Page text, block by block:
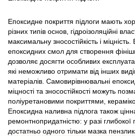
Епоксидне покриття підлоги мають
різних типів основ, гідроізоляційні
максимальну зносостійкість і
епоксидних смол для створення
дозволяє досягти особливих
які неможливо отримати від інших
матеріалів. Самовирівнювальні
міцності та зносостійкості можуть
поліуретановими покриттями,
Епоксидна наливна підлога також
ремонтнопридатністю: у разі
достатньо одного тільки мазка